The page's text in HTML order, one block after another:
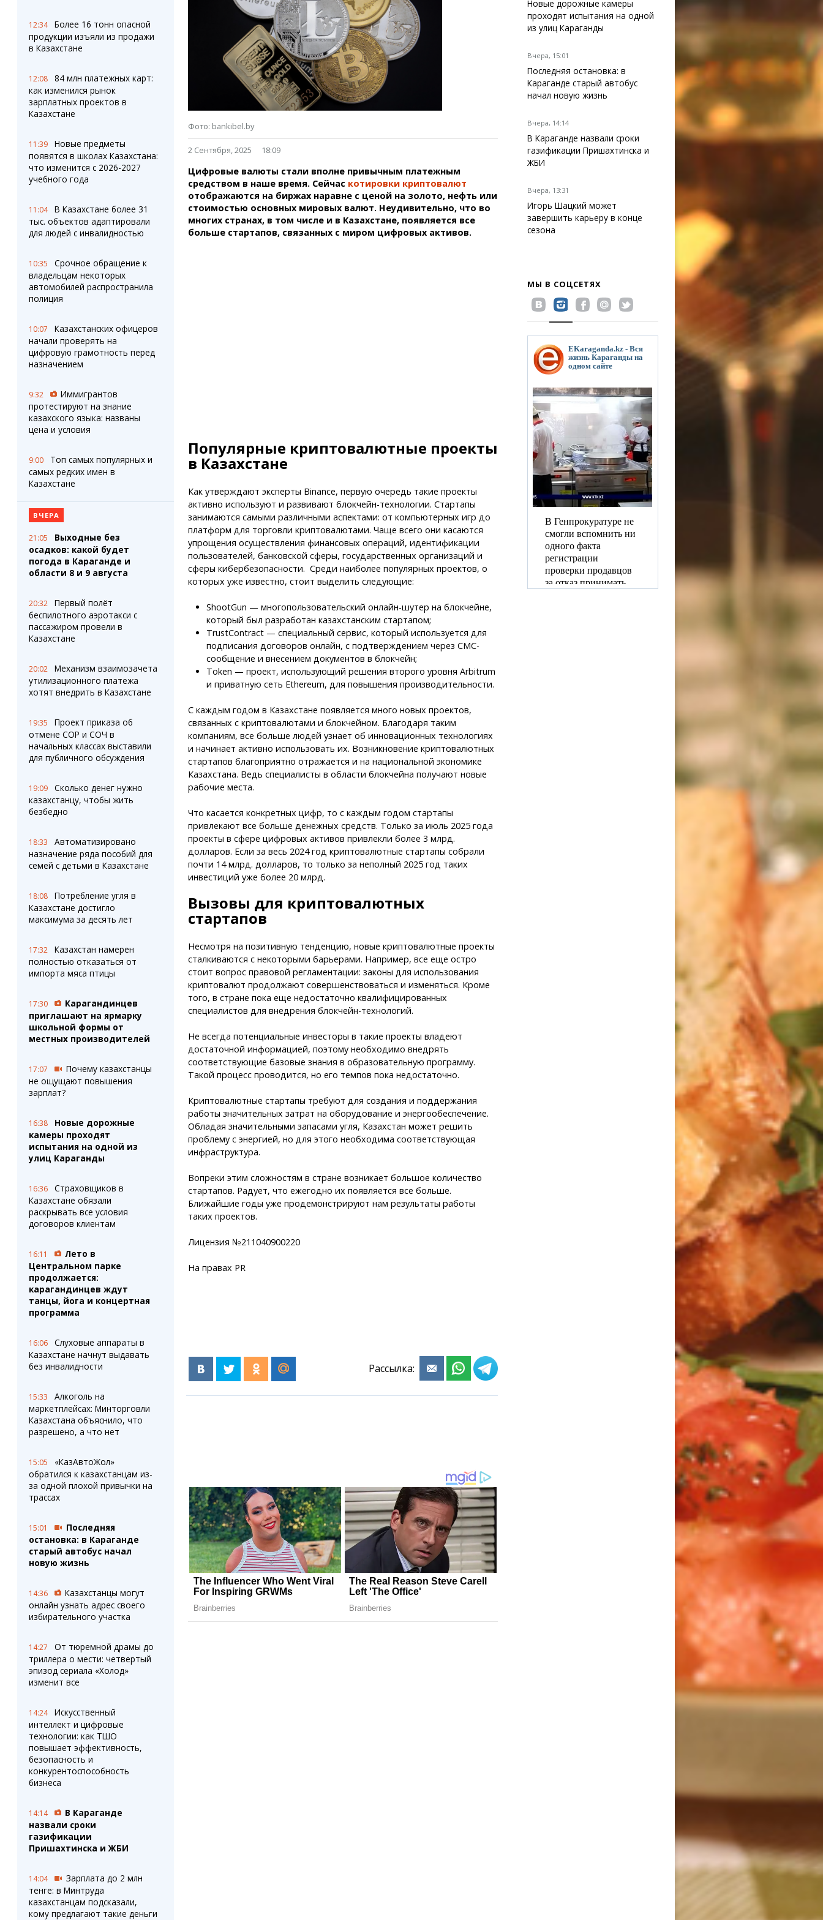
Штрихи
Коллаж недели
Ешкин гороскоп
Карта Караганды
Мой участковый
Перекрытие дорог
Темиртау
Балхаш
Жезказган
Медиа
Фото
Видео
Timelapse
Справочник
Расписание транспорта
12:34
Более 16 тонн опасной
продукции изъяли из продажи
в Казахстане
12:08
84 млн платежных карт:
как изменился рынок
зарплатных проектов в
Казахстане
11:39
Новые предметы
появятся в школах Казахстана:
что изменится с 2026-2027
учебного года
11:04
В Казахстане более 31
тыс. объектов адаптировали
для людей с инвалидностью
10:35
Срочное обращение к
владельцам некоторых
автомобилей распространила
полиция
10:07
Казахстанских офицеров
начали проверять на
цифровую грамотность перед
назначением
9:32
Иммигрантов
протестируют на знание
казахского языка: названы
цена и условия
9:00
Топ самых популярных и
самых редких имен в
Казахстане
ВЧЕРА
21:05
Выходные без
осадков: какой будет
погода в Караганде и
области 8 и 9 августа
20:32
Первый полёт
беспилотного аэротакси с
пассажиром провели в
Казахстане
20:02
Механизм взаимозачета
утилизационного платежа
хотят внедрить в Казахстане
19:35
Проект приказа об
отмене СОР и СОЧ в
начальных классах выставили
для публичного обсуждения
19:09
Сколько денег нужно
казахстанцу, чтобы жить
безбедно
18:33
Автоматизировано
назначение ряда пособий для
семей с детьми в Казахстане
18:08
Потребление угля в
Казахстане достигло
максимума за десять лет
17:32
Казахстан намерен
полностью отказаться от
импорта мяса птицы
17:30
Карагандинцев
приглашают на ярмарку
школьной формы от
местных производителей
17:07
Почему казахстанцы
не ощущают повышения
зарплат?
16:38
Новые дорожные
камеры проходят
испытания на одной из
улиц Караганды
16:36
Страховщиков в
Казахстане обязали
раскрывать все условия
договоров клиентам
16:11
Лето в
Центральном парке
продолжается:
карагандинцев ждут
танцы, йога и концертная
программа
16:06
Слуховые аппараты в
Казахстане начнут выдавать
без инвалидности
15:33
Алкоголь на
маркетплейсах: Минторговли
Казахстана объяснило, что
разрешено, а что нет
15:05
«КазАвтоЖол»
обратился к казахстанцам из-
за одной плохой привычки на
трассах
15:01
Последняя
остановка: в Караганде
старый автобус начал
новую жизнь
14:36
Казахстанцы могут
онлайн узнать адрес своего
избирательного участка
14:27
От тюремной драмы до
триллера о мести: четвертый
эпизод сериала «Холод»
изменит все
14:24
Искусственный
интеллект и цифровые
технологии: как ТШО
повышает эффективность,
безопасность и
конкурентоспособность
бизнеса
14:14
В Караганде
назвали сроки
газификации
Пришахтинска и ЖБИ
14:04
Зарплата до 2 млн
тенге: в Минтруда
казахстанцам подсказали,
кому предлагают такие деньги
Фото: bankibel.by
2 Сентября, 2025 18:09
Цифровые валюты стали вполне привычным платежным
средством в наше время. Сейчас котировки криптовалют
отображаются на биржах наравне с ценой на золото, нефть или
стоимостью основных мировых валют. Неудивительно, что во
многих странах, в том числе и в Казахстане, появляется все
больше стартапов, связанных с миром цифровых активов.
Популярные криптовалютные проекты
в Казахстане
Как утверждают эксперты Binance, первую очередь такие проекты
активно используют и развивают блокчейн-технологии. Стартапы
занимаются самыми различными аспектами: от компьютерных игр до
платформ для торговли криптовалютами. Чаще всего они касаются
упрощения осуществления финансовых операций, идентификации
пользователей, банковской сферы, государственных организаций и
сферы кибербезопасности. Среди наиболее популярных проектов, о
которых уже известно, стоит выделить следующие:
ShootGun — многопользовательский онлайн-шутер на блокчейне,
который был разработан казахстанским стартапом;
TrustContract — специальный сервис, который используется для
подписания договоров онлайн, с подтверждением через СМС-
сообщение и внесением документов в блокчейн;
Token — проект, использующий решения второго уровня Arbitrum
и приватную сеть Ethereum, для повышения производительности.
С каждым годом в Казахстане появляется много новых проектов,
связанных с криптовалютами и блокчейном. Благодаря таким
компаниям, все больше людей узнает об инновационных технологиях
и начинает активно использовать их. Возникновение криптовалютных
стартапов благоприятно отражается и на национальной экономике
Казахстана. Ведь специалисты в области блокчейна получают новые
рабочие места.
Что касается конкретных цифр, то с каждым годом стартапы
привлекают все больше денежных средств. Только за июль 2025 года
проекты в сфере цифровых активов привлекли более 3 млрд.
долларов. Если за весь 2024 год криптовалютные стартапы собрали
почти 14 млрд. долларов, то только за неполный 2025 год таких
инвестиций уже более 20 млрд.
Вызовы для криптовалютных
стартапов
Несмотря на позитивную тенденцию, новые криптовалютные проекты
сталкиваются с некоторыми барьерами. Например, все еще остро
стоит вопрос правовой регламентации: законы для использования
криптовалют продолжают совершенствоваться и изменяться. Кроме
того, в стране пока еще недостаточно квалифицированных
специалистов для внедрения блокчейн-технологий.
Не всегда потенциальные инвесторы в такие проекты владеют
достаточной информацией, поэтому необходимо внедрять
соответствующие базовые знания в образовательную программу.
Такой процесс проводится, но его темпов пока недостаточно.
Криптовалютные стартапы требуют для создания и поддержания
работы значительных затрат на оборудование и энергообеспечение.
Обладая значительными запасами угля, Казахстан может решить
проблему с энергией, но для этого необходима соответствующая
инфраструктура.
Вопреки этим сложностям в стране возникает большое количество
стартапов. Радует, что ежегодно их появляется все больше.
Ближайшие годы уже продемонстрируют нам результаты работы
таких проектов.
Лицензия №211040900220
На правах PR
Рассылка:
Новые дорожные камеры
проходят испытания на одной
из улиц Караганды
Вчера, 15:01
Последняя остановка: в
Караганде старый автобус
начал новую жизнь
Вчера, 14:14
В Караганде назвали сроки
газификации Пришахтинска и
ЖБИ
Вчера, 13:31
Игорь Шацкий может
завершить карьеру в конце
сезона
МЫ В СОЦСЕТЯХ
EKaraganda.kz - Вся
жизнь Караганды на
одном сайте